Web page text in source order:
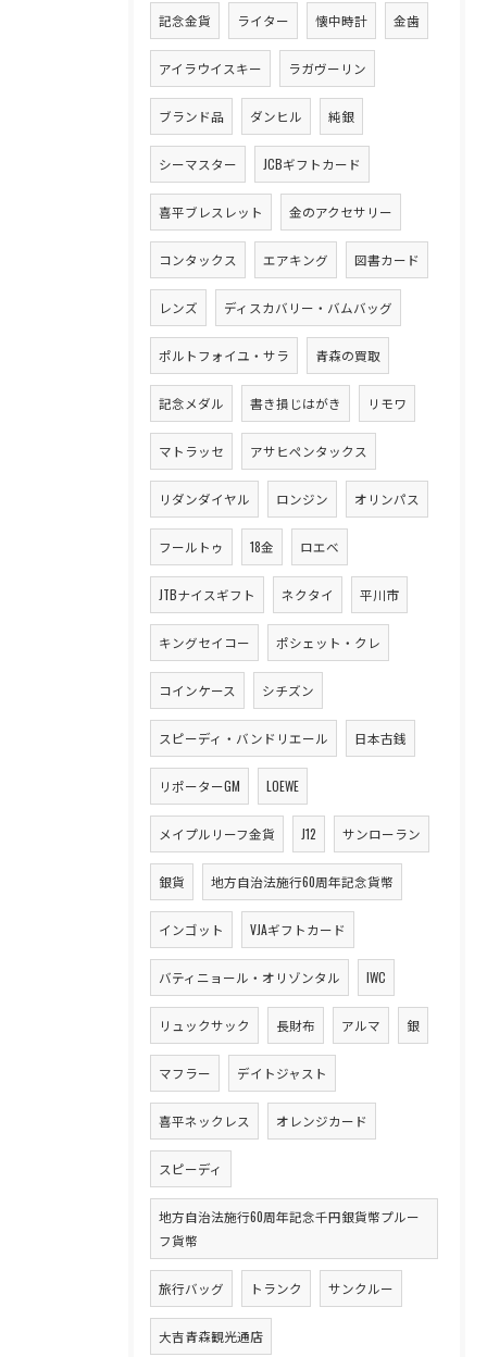
記念金貨 ライター 懐中時計 金歯
アイラウイスキー ラガヴーリン
ブランド品 ダンヒル 純銀
シーマスター JCBギフトカード
喜平ブレスレット 金のアクセサリー
コンタックス エアキング 図書カード
レンズ ディスカバリー・バムバッグ
ポルトフォイユ・サラ 青森の買取
記念メダル 書き損じはがき リモワ
マトラッセ アサヒペンタックス
リダンダイヤル ロンジン オリンパス
フールトゥ 18金 ロエベ
JTBナイスギフト ネクタイ 平川市
キングセイコー ポシェット・クレ
コインケース シチズン
スピーディ・バンドリエール 日本古銭
リポーターGM LOEWE
メイプルリーフ金貨 J12 サンローラン
銀貨 地方自治法施行60周年記念貨幣
インゴット VJAギフトカード
バティニョール・オリゾンタル IWC
リュックサック 長財布 アルマ 銀
マフラー デイトジャスト
喜平ネックレス オレンジカード
スピーディ
地方自治法施行60周年記念千円銀貨幣プルー
フ貨幣
旅行バッグ トランク サンクルー
大吉青森観光通店